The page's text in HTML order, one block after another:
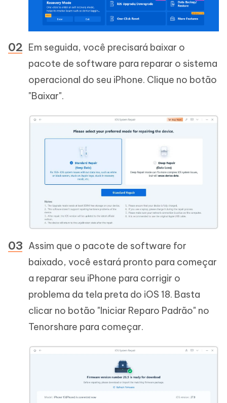
Em seguida, você precisará baixar o
pacote de software para reparar o sistema
operacional do seu iPhone. Clique no botão
"Baixar".
Assim que o pacote de software for
baixado, você estará pronto para começar
a reparar seu iPhone para corrigir o
problema da tela preta do iOS 18. Basta
clicar no botão "Iniciar Reparo Padrão" no
Tenorshare para começar.